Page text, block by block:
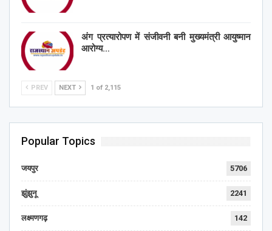
अंग प्रत्यारोपण में संजीवनी बनी मुख्यमंत्री आयुष्मान
आरोग्य…
PREV NEXT 1 of 2,115
Popular Topics
जयपुर 5706
झुंझुनू 2241
लक्ष्मणगढ़ 142